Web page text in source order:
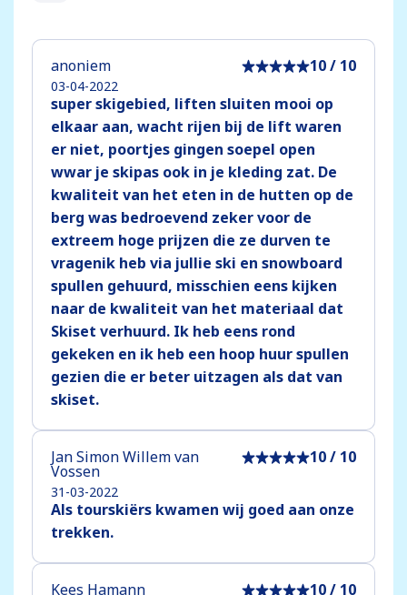
anoniem
03-04-2022
10 / 10
super skigebied, liften sluiten mooi op
elkaar aan, wacht rijen bij de lift waren
er niet, poortjes gingen soepel open
wwar je skipas ook in je kleding zat. De
kwaliteit van het eten in de hutten op de
berg was bedroevend zeker voor de
extreem hoge prijzen die ze durven te
vragenik heb via jullie ski en snowboard
spullen gehuurd, misschien eens kijken
naar de kwaliteit van het materiaal dat
Skiset verhuurd. Ik heb eens rond
gekeken en ik heb een hoop huur spullen
gezien die er beter uitzagen als dat van
skiset.
Jan Simon Willem van
Vossen
31-03-2022
10 / 10
Als tourskiërs kwamen wij goed aan onze
trekken.
Kees Hamann
10 / 10